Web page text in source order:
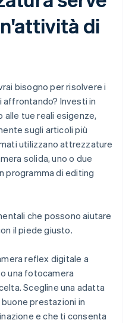
di
bisogno per risolvere i
Investi in
tue reali esigenze,
sugli articoli più
utilizzano attrezzature
solida, uno o due
programma di editing
che possono aiutare
il piede giusto.
reflex digitale a
una fotocamera
Scegline una adatta
buone prestazioni in
e che ti consenta